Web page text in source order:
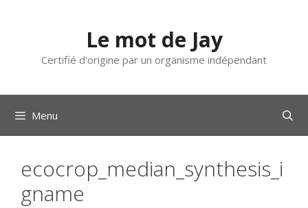
Le mot de Jay
Certifié d'origine par un organisme indépendant
Menu
ecocrop_median_synthesis_i
gname